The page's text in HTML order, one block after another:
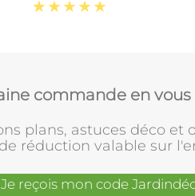
commande en
plans, astuces déco et
réduction valable sur
Je reçois mon code